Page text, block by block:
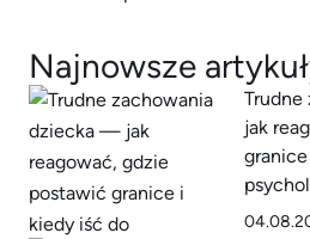
Najnowsze
jak